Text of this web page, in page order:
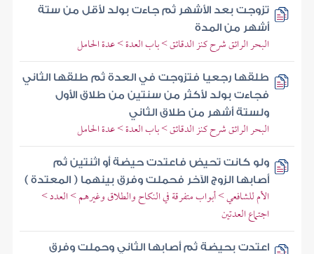
تزوجت بعد الأشهر ثم جاءت بولد لأقل من ستة
أشهر من المدة
البحر الرائق شرح كنز الدقائق > باب العدة > عدة الحامل
طلقها رجعيا فتزوجت في العدة ثم طلقها الثاني
فجاءت بولد لأكثر من سنتين من طلاق الأول
ولستة أشهر من طلاق الثاني
البحر الرائق شرح كنز الدقائق > باب العدة > عدة الحامل
ولو كانت تحيض فاعتدت حيضة أو اثنتين ثم
أصابها الزوج الآخر فحملت وفرق بينهما ( المعتدة )
الأم للشافعي > أبواب متفرقة في النكاح والطلاق وغيرهم > العدد >
اجتماع العدتين
اعتدت بحيضة ثم أصابها الثاني وحملت وفرق